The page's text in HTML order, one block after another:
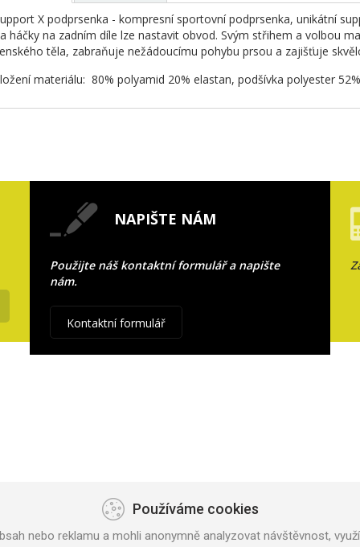
X podprsenka - kompresní sportovní podprsenka, unikátní
háčky na zadním díle lze nastavit obvod. Svým střihem a volbou
těla, zabraňuje nežádoucímu pohybu prsou a zajišťuje
materiálu: 80% polyamid 20% elastan, podšívka polyester
NAPIŠTE NÁM
Použijte náš kontaktní formulář a napište
nám.
Kontaktní formulář
Používáme cookies
nebo reklamu a mohli anonymně analyzovat návštěvnost,